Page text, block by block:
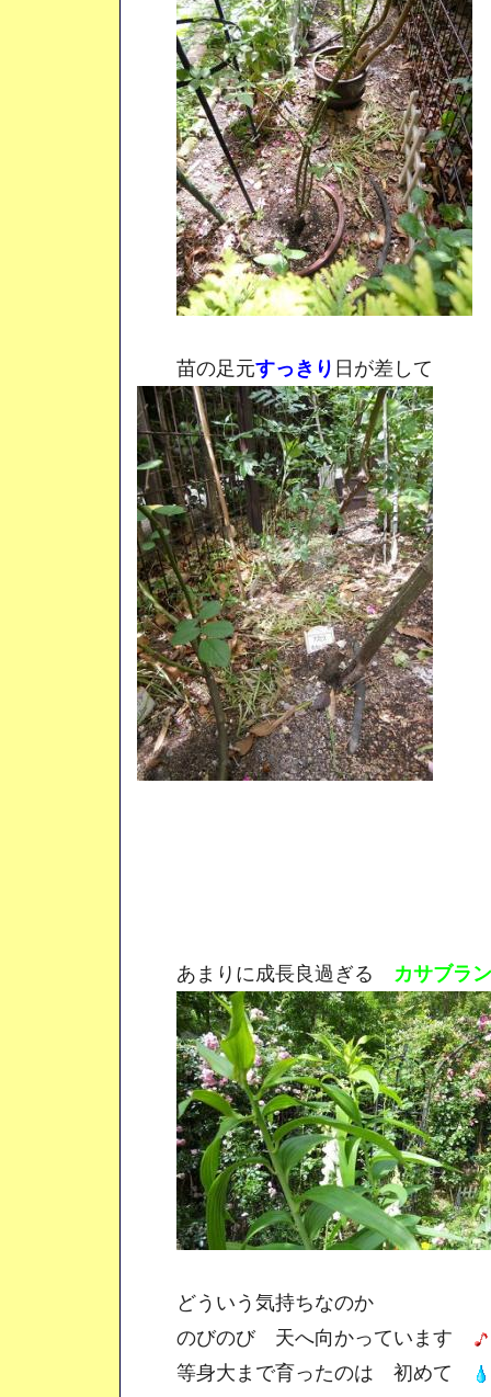
苗の足元すっきり 日が差して
あまりに成長良過ぎる カサブラ
どういう気持ちなのか
のびのび 天へ向かっています
等身大まで育ったのは 初めて